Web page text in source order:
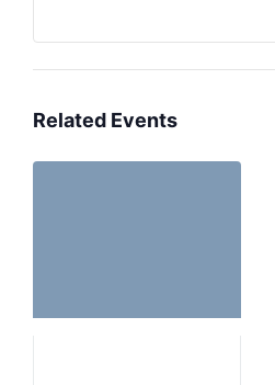
Related Events